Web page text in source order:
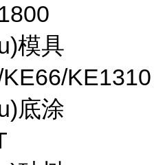
模具
KE1310
底涂